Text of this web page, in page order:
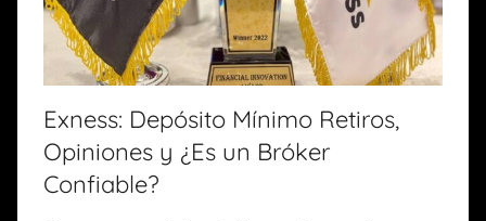
Exness: Depósito Mínimo Retiros,
Opiniones y ¿Es un Bróker
Confiable?